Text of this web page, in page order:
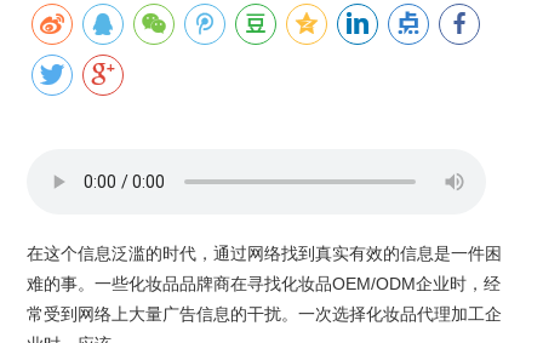
公众号资讯
联系我们
在这个信息泛滥的时代，通过网络找到真实有效的信息是一件困
难的事。一些化妆品品牌商在寻找化妆品OEM/ODM企业时，经
常受到网络上大量广告信息的干扰。一次选择化妆品代理加工企